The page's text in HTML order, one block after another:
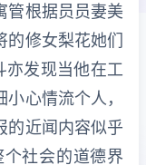
管根据员员妻美
的修女梨花她们
亦发现当他在工
心情流个人，
的近闻内容似乎
社会的道德界